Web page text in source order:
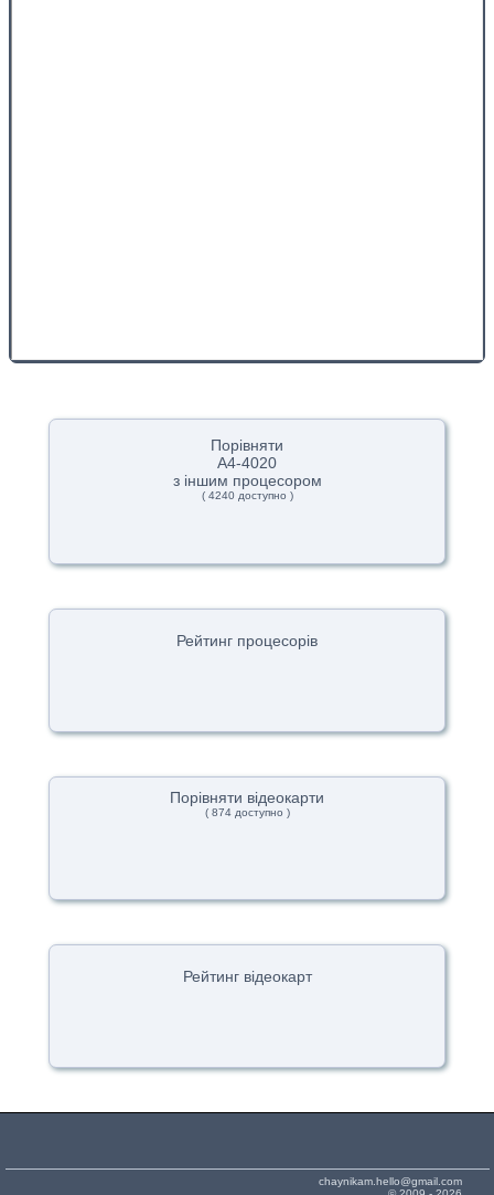
Порівняти
A4-4020
з іншим процесором
( 4240 доступно )
Рейтинг процесорів
Порівняти відеокарти
( 874 доступно )
Рейтинг відеокарт
chaynikam.hello@gmail.com